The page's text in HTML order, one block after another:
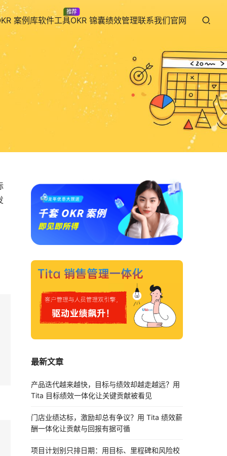
案例库软件工具
推荐
OKR 锦囊绩效管理联系我们官网
最新文章
产品迭代越来越快，目标与绩效却越走越远？用
Tita 目标绩效一体化让关键贡献被看见
门店业绩达标，激励却总有争议？用 Tita 绩效薪
酬一体化让贡献与回报有据可循
项目计划别只排日期：用目标、里程碑和风险校